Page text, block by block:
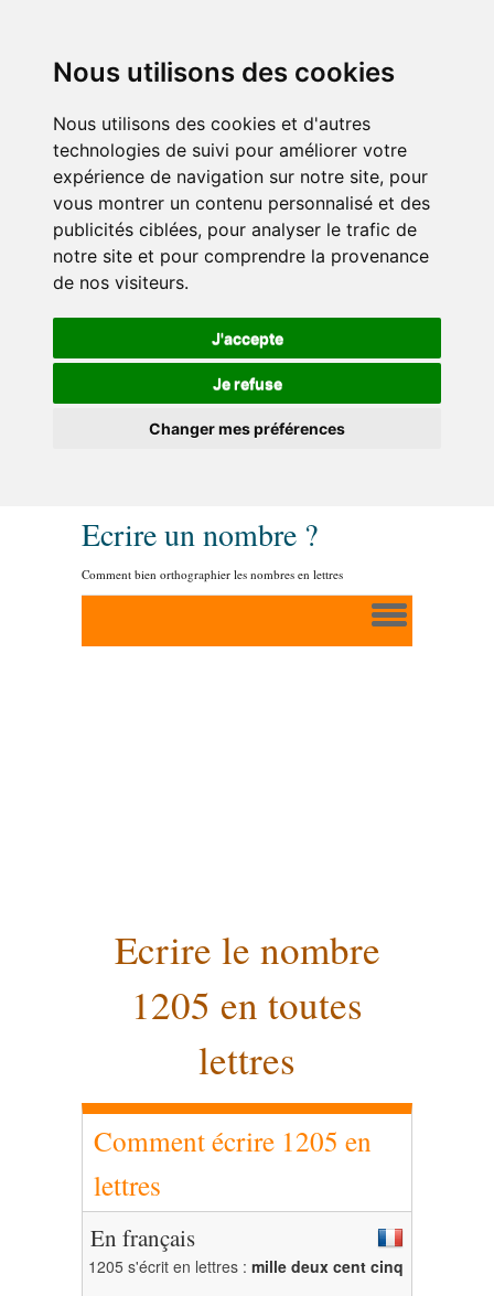
Nous utilisons des cookies
Nous utilisons des cookies et d'autres
technologies de suivi pour améliorer votre
expérience de navigation sur notre site, pour
vous montrer un contenu personnalisé et des
publicités ciblées, pour analyser le trafic de
notre site et pour comprendre la provenance
de nos visiteurs.
J'accepte
Je refuse
Changer mes préférences
Ecrire un nombre ?
Comment bien orthographier les nombres en lettres
Ecrire le nombre
1205 en toutes
lettres
Comment écrire 1205 en
lettres
En français
1205 s'écrit en lettres : mille deux cent cinq